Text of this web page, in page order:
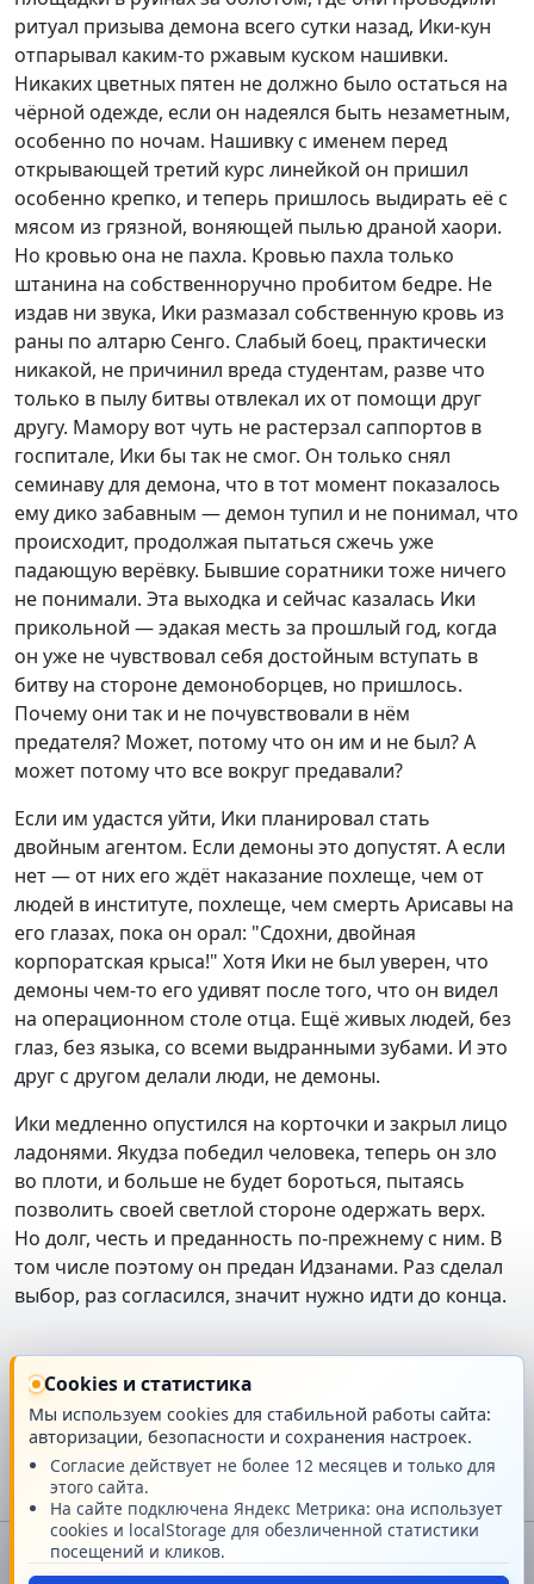
ритуал призыва демона всего сутки назад, Ики-кун
отпарывал каким-то ржавым куском нашивки.
Никаких цветных пятен не должно было остаться на
чёрной одежде, если он надеялся быть незаметным,
особенно по ночам. Нашивку с именем перед
открывающей третий курс линейкой он пришил
особенно крепко, и теперь пришлось выдирать её с
мясом из грязной, воняющей пылью драной хаори.
Но кровью она не пахла. Кровью пахла только
штанина на собственноручно пробитом бедре. Не
издав ни звука, Ики размазал собственную кровь из
раны по алтарю Сенго. Слабый боец, практически
никакой, не причинил вреда студентам, разве что
только в пылу битвы отвлекал их от помощи друг
другу. Мамору вот чуть не растерзал саппортов в
госпитале, Ики бы так не смог. Он только снял
семинаву для демона, что в тот момент показалось
ему дико забавным — демон тупил и не понимал, что
происходит, продолжая пытаться сжечь уже
падающую верёвку. Бывшие соратники тоже ничего
не понимали. Эта выходка и сейчас казалась Ики
прикольной — эдакая месть за прошлый год, когда
он уже не чувствовал себя достойным вступать в
битву на стороне демоноборцев, но пришлось.
Почему они так и не почувствовали в нём
предателя? Может, потому что он им и не был? А
может потому что все вокруг предавали?
Если им удастся уйти, Ики планировал стать
двойным агентом. Если демоны это допустят. А если
нет — от них его ждёт наказание похлеще, чем от
людей в институте, похлеще, чем смерть Арисавы на
его глазах, пока он орал: "Сдохни, двойная
корпоратская крыса!" Хотя Ики не был уверен, что
демоны чем-то его удивят после того, что он видел
на операционном столе отца. Ещё живых людей, без
глаз, без языка, со всеми выдранными зубами. И это
друг с другом делали люди, не демоны.
Ики медленно опустился на корточки и закрыл лицо
ладонями. Якудза победил человека, теперь он зло
во плоти, и больше не будет бороться, пытаясь
позволить своей светлой стороне одержать верх.
Но долг, честь и преданность по-прежнему с ним. В
том числе поэтому он предан Идзанами. Раз сделал
выбор, раз согласился, значит нужно идти до конца.
Связанное мероприятие
история
© Разработан факультетом Кусанаги при
Cookies и статистика
Мы используем cookies для стабильной работы сайта:
авторизации, безопасности и сохранения настроек.
Согласие действует не более 12 месяцев и только для
этого сайта.
На сайте подключена Яндекс Метрика: она использует
cookies и localStorage для обезличенной статистики
посещений и кликов.